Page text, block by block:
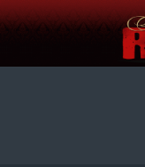
Zum Hauptinhalt